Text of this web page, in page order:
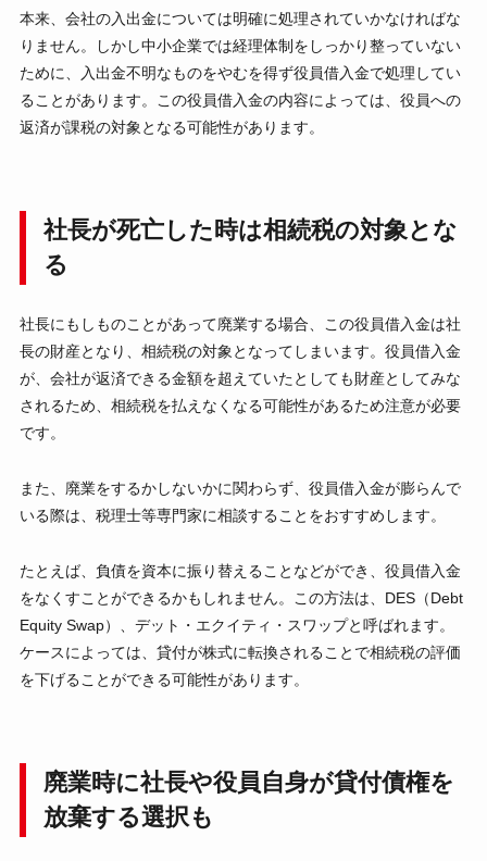
本来、会社の入出金については明確に処理されていかなければな
りません。しかし中小企業では経理体制をしっかり整っていない
ために、入出金不明なものをやむを得ず役員借入金で処理してい
ることがあります。この役員借入金の内容によっては、役員への
返済が課税の対象となる可能性があります。
社長が死亡した時は相続税の対象とな
る
社長にもしものことがあって廃業する場合、この役員借入金は社
長の財産となり、相続税の対象となってしまいます。役員借入金
が、会社が返済できる金額を超えていたとしても財産としてみな
されるため、相続税を払えなくなる可能性があるため注意が必要
です。
また、廃業をするかしないかに関わらず、役員借入金が膨らんで
いる際は、税理士等専門家に相談することをおすすめします。
たとえば、負債を資本に振り替えることなどができ、役員借入金
をなくすことができるかもしれません。この方法は、DES（Debt
Equity Swap）、デット・エクイティ・スワップと呼ばれます。
ケースによっては、貸付が株式に転換されることで相続税の評価
を下げることができる可能性があります。
廃業時に社長や役員自身が貸付債権を
放棄する選択も